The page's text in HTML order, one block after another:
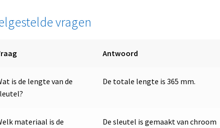
vragen
Antwoord
is de lengte van de
De totale lengte is 365 mm.
materiaal is de
De sleutel is gemaakt van chroom